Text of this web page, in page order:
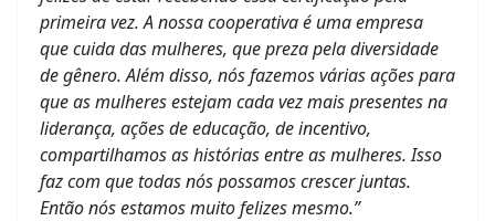
primeira vez. A nossa cooperativa é uma empresa
que cuida das mulheres, que preza pela diversidade
de gênero. Além disso, nós fazemos várias ações para
que as mulheres estejam cada vez mais presentes na
liderança, ações de educação, de incentivo,
compartilhamos as histórias entre as mulheres. Isso
faz com que todas nós possamos crescer juntas.
Então nós estamos muito felizes mesmo.”